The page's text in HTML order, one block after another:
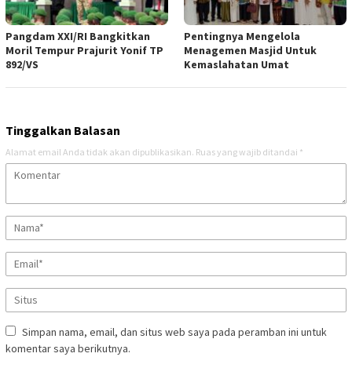
Pangdam XXI/RI Bangkitkan
Moril Tempur Prajurit Yonif TP
892/VS
Pentingnya Mengelola
Menagemen Masjid Untuk
Kemaslahatan Umat
Tinggalkan Balasan
Alamat email Anda tidak akan dipublikasikan. Ruas yang wajib ditandai *
Simpan nama, email, dan situs web saya pada peramban ini untuk
komentar saya berikutnya.